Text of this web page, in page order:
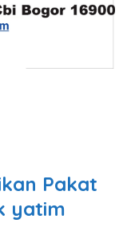
Pakat
yatim